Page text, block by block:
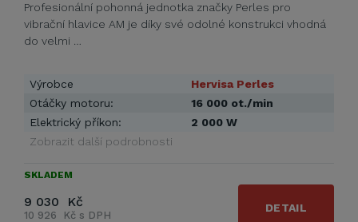
Profesionální pohonná jednotka značky Perles pro
vibrační hlavice AM je díky své odolné konstrukci vhodná
do velmi …
Výrobce
Hervisa Perles
Otáčky motoru:
16 000 ot./min
Elektrický příkon:
2 000 W
Zobrazit další podrobnosti
SKLADEM
9 030 Kč
10 926 Kč s DPH
DETAIL